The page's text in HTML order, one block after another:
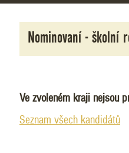
Nominovaní - školní
Ve zvoleném kraji nejsou
Seznam všech kandidátů